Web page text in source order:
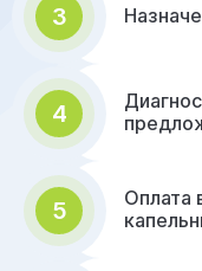
3
4
5
Оплата